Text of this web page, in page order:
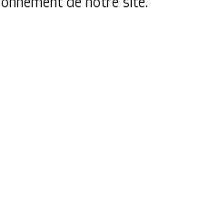
de notre site.